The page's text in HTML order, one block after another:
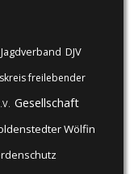
DJV
freilebender
Gesellschaft
Wölfin